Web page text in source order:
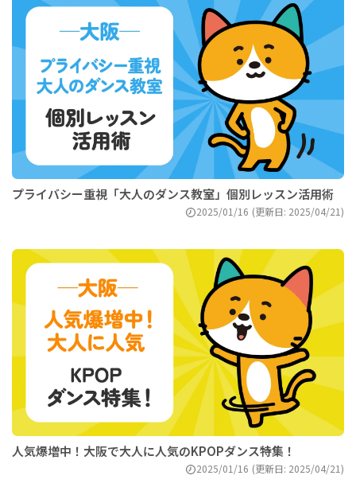
プライバシー重視「大人のダンス教室」個別レッスン活用術
2025/01/16 (更新日: 2025/04/21)
人気爆増中！大阪で大人に人気のKPOPダンス特集！
2025/01/16 (更新日: 2025/04/21)